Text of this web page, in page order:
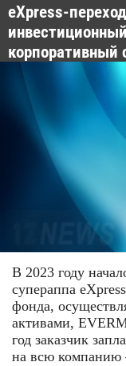
​eXpress-
корпоративный
В 2023 году
супераппа
фонда,
активами,
год заказчик
на всю компанию